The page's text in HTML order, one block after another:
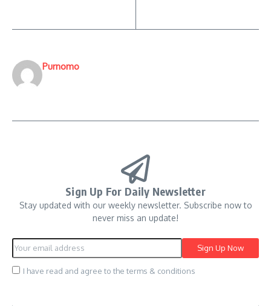
Purnomo
Sign Up For Daily Newsletter
Stay updated with our weekly newsletter. Subscribe now to
never miss an update!
I have read and agree to the terms & conditions